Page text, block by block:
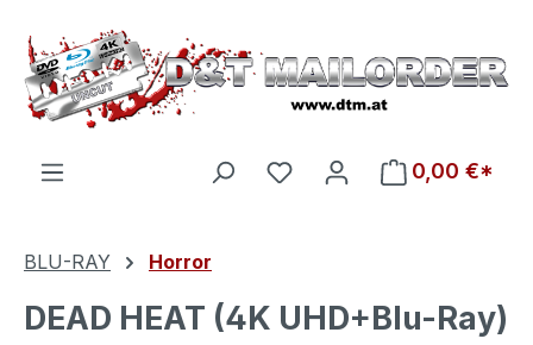
Zum Hauptinhalt springen
Du hast 0 Produkte auf
0,00 €*
BLU-RAY Horror
DEAD HEAT (4K UHD+Blu-Ray)